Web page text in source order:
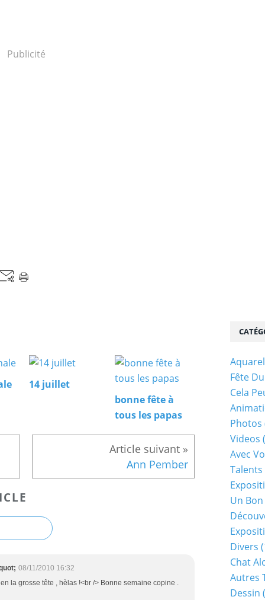
Publicité
14 juillet
bonne fête à
tous les papas
Ann Pember
08/11/2010 16:32
la grosse tête , hèlas !<br /> Bonne semaine copine .
Fête
Cela
Photos
Videos
Avec
Un
Divers
Chat
Autres
Dessin